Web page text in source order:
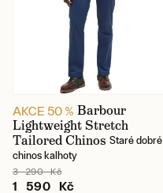
AKCE 50 % Barbour
Lightweight Stretch
Tailored Chinos Staré dobré
chinos kalhoty
3 290 Kč
1 590 Kč